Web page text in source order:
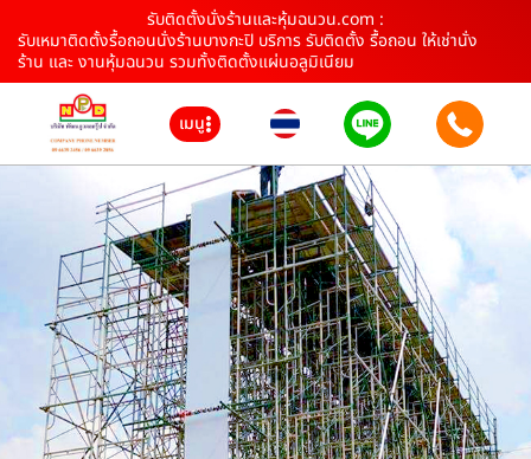
รับติดตั้งนั่งร้านและหุ้มฉนวน.com :
รับเหมาติดตั้งรื้อถอนนั่งร้านบางกะปิ บริการ รับติดตั้ง รื้อถอน ให้เช่านั่ง
ร้าน และ งานหุ้มฉนวน รวมทั้งติดตั้งแผ่นอลูมิเนียม
เมนู